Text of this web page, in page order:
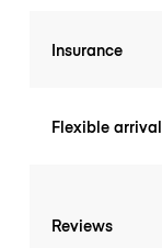
Insurance
Flexible arrival
Reviews